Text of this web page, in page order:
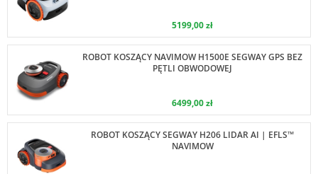
5199,00 zł
ROBOT KOSZĄCY NAVIMOW H1500E SEGWAY GPS BEZ
PĘTLI OBWODOWEJ
6499,00 zł
ROBOT KOSZĄCY SEGWAY H206 LIDAR AI | EFLS™
NAVIMOW